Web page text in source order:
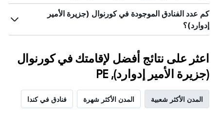
كم عدد الفنادق الموجودة في كورنوال (جزيرة الأمير
إدوارد)؟
اعثر على نتائج أفضل لإقامتك في كورنوال
(جزيرة الأمير إدوارد), PE
المدن الأكثر شعبية المدن الأكثر شهرة فنادق في كندا